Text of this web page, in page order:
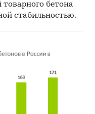
бетона
стабильностью.